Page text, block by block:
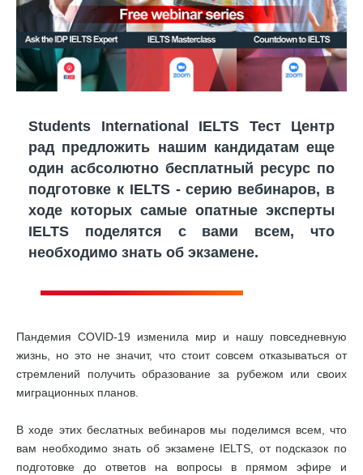
Students International IELTS Тест Центр
рад предложить нашим кандидатам еще
один асбсолютно бесплатный ресурс по
подготовке к IELTS - серию вебинаров, в
ходе которых самые опатные эксперты
IELTS поделятся с вами всем, что
необходимо знать об экзамене.
Пандемия COVID-19 изменила мир и нашу повседневную
жизнь, но это не значит, что стоит совсем отказываться от
стремлений получить образование за рубежом или своих
миграционных планов.
В ходе этих беслатных вебинаров мы поделимся всем, что
вам необходимо знать об экзамене IELTS, от подсказок по
подготовке до ответов на вопросы в прямом эфире и